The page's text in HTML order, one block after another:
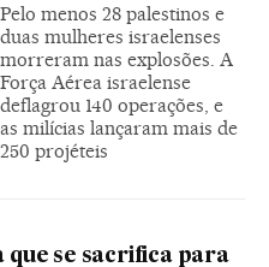
Pelo menos 28 palestinos e
duas mulheres israelenses
morreram nas explosões. A
Força Aérea israelense
deflagrou 140 operações, e
as milícias lançaram mais de
250 projéteis
que se sacrifica para